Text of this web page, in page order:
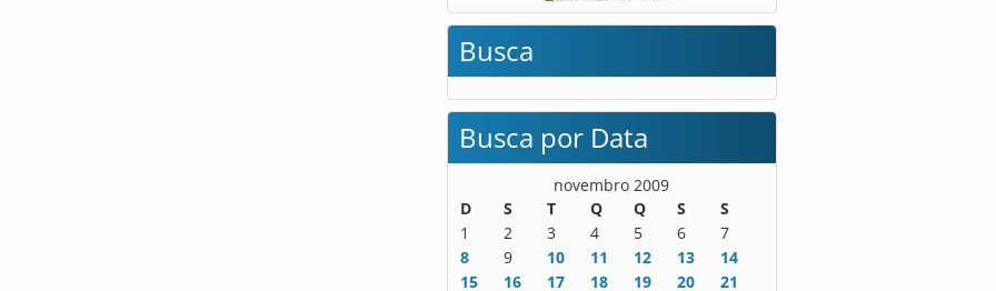
Busca
Busca por Data
novembro 2009
D
S T Q Q S
S
1
2 3 4 5 6
7
8
9 10 11 12 13
14
15
16 17 18 19 20 21